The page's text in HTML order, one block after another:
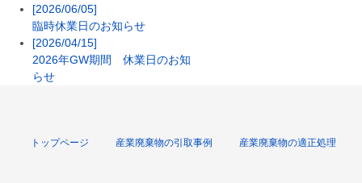
[2026/06/05]
臨時休業日のお知らせ
[2026/04/15]
2026年GW期間 休業日のお知
らせ
トップページ 産業廃棄物の引取事例 産業廃棄物の適正処理